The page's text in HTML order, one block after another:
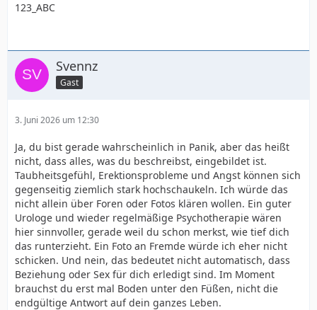
123_ABC
Svennz
Gast
3. Juni 2026 um 12:30
Ja, du bist gerade wahrscheinlich in Panik, aber das heißt
nicht, dass alles, was du beschreibst, eingebildet ist.
Taubheitsgefühl, Erektionsprobleme und Angst können sich
gegenseitig ziemlich stark hochschaukeln. Ich würde das
nicht allein über Foren oder Fotos klären wollen. Ein guter
Urologe und wieder regelmäßige Psychotherapie wären
hier sinnvoller, gerade weil du schon merkst, wie tief dich
das runterzieht. Ein Foto an Fremde würde ich eher nicht
schicken. Und nein, das bedeutet nicht automatisch, dass
Beziehung oder Sex für dich erledigt sind. Im Moment
brauchst du erst mal Boden unter den Füßen, nicht die
endgültige Antwort auf dein ganzes Leben.